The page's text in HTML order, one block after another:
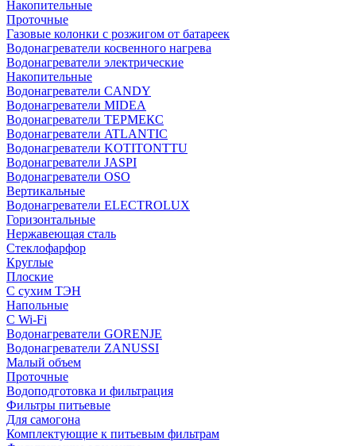
Накопительные
Проточные
Газовые колонки с розжигом от батареек
Водонагреватели косвенного нагрева
Водонагреватели электрические
Накопительные
Водонагреватели CANDY
Водонагреватели MIDEA
Водонагреватели ТЕРМЕКС
Водонагреватели ATLANTIC
Водонагреватели KOTITONTTU
Водонагреватели JASPI
Водонагреватели OSO
Вертикальные
Водонагреватели ELECTROLUX
Горизонтальные
Нержавеющая сталь
Стеклофарфор
Круглые
Плоские
С сухим ТЭН
Напольные
С Wi-Fi
Водонагреватели GORENJE
Водонагреватели ZANUSSI
Малый объем
Проточные
Водоподготовка и фильтрация
Фильтры питьевые
Для самогона
Комплектующие к питьевым фильтрам